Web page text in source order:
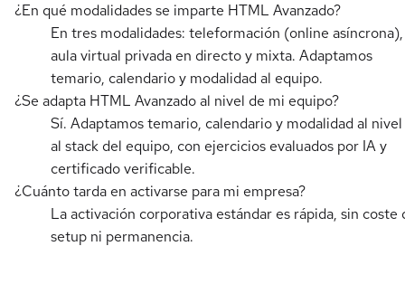
¿En qué modalidades se imparte HTML Avanzado?
En tres modalidades: teleformación (online asíncrona),
aula virtual privada en directo y mixta. Adaptamos
temario, calendario y modalidad al equipo.
¿Se adapta HTML Avanzado al nivel de mi equipo?
Sí. Adaptamos temario, calendario y modalidad al
al stack del equipo, con ejercicios evaluados por IA y
certificado verificable.
¿Cuánto tarda en activarse para mi empresa?
La activación corporativa estándar es rápida, sin coste
setup ni permanencia.